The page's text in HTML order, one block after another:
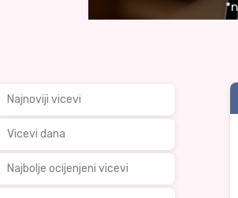
Najnoviji vicevi
Vicevi dana
Najbolje ocijenjeni vicevi